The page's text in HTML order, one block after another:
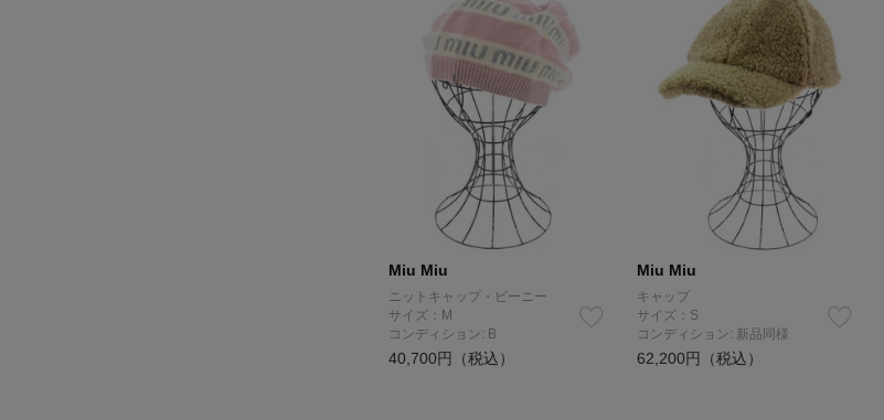
Miu Miu
ニットキャップ・ビーニー
サイズ：M
コンディション: B
40,700円（税込）
Miu Miu
キャップ
サイズ：S
コンディション: 新品同様
62,200円（税込）